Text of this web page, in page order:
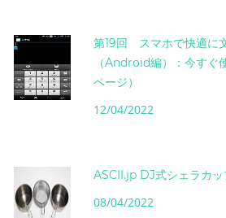
第19回 スマホで快適に
（Android編）：今すぐ
ページ）
12/04/2022
ASCII.jp DJ式シェラカ
08/04/2022